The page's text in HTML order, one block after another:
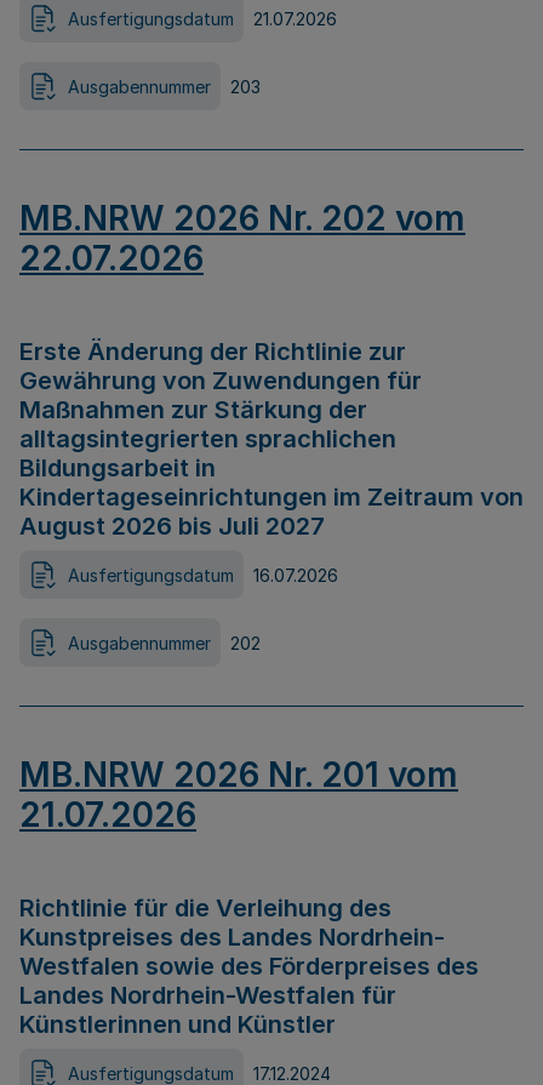
Ausfertigungsdatum 21.07.2026
Ausgabennummer 203
MB.NRW 2026 Nr. 202 vom
22.07.2026
Erste Änderung der Richtlinie zur
Gewährung von Zuwendungen für
Maßnahmen zur Stärkung der
alltagsintegrierten sprachlichen
Bildungsarbeit in
Kindertageseinrichtungen im Zeitraum von
August 2026 bis Juli 2027
Ausfertigungsdatum 16.07.2026
Ausgabennummer 202
MB.NRW 2026 Nr. 201 vom
21.07.2026
Richtlinie für die Verleihung des
Kunstpreises des Landes Nordrhein-
Westfalen sowie des Förderpreises des
Landes Nordrhein-Westfalen für
Künstlerinnen und Künstler
Ausfertigungsdatum 17.12.2024